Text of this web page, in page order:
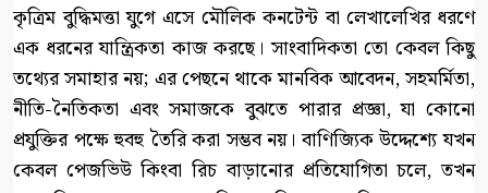
কৃত্রিম বুদ্ধিমত্তা যুগে এসে মৌলিক কনটেন্ট বা লেখালেখির ধরণে
এক ধরনের যান্ত্রিকতা কাজ করছে। সাংবাদিকতা তো কেবল কিছু
তথ্যের সমাহার নয়; এর পেছনে থাকে মানবিক আবেদন, সহমর্মিতা,
নীতি-নৈতিকতা এবং সমাজকে বুঝতে পারার প্রজ্ঞা, যা কোনো
প্রযুক্তির পক্ষে হুবহু তৈরি করা সম্ভব নয়। বাণিজ্যিক উদ্দেশ্যে যখন
কেবল পেজভিউ কিংবা রিচ বাড়ানোর প্রতিযোগিতা চলে, তখন